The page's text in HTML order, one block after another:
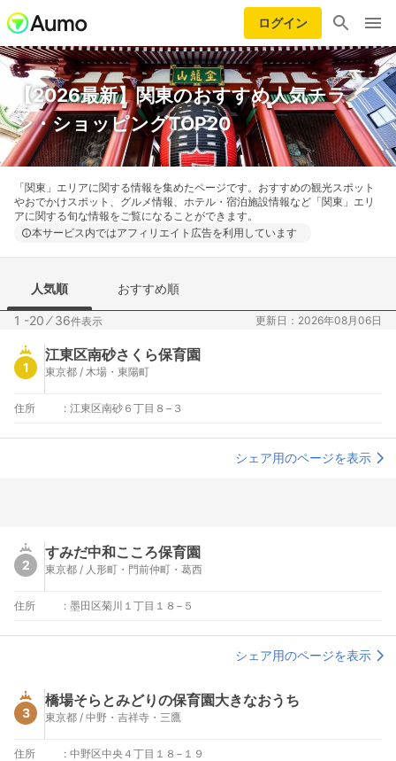
ログイン
【2026最新】関東のおすすめ人気チラ
シ・ショッピングTOP20
「関東」エリアに関する情報を集めたページです。おすすめの観光スポット
やおでかけスポット、グルメ情報、ホテル・宿泊施設情報など「関東」エリ
アに関する旬な情報をご覧になることができます。
本サービス内ではアフィリエイト広告を利用しています
人気順 おすすめ順
1 -20 ⁄36件表示 更新日：2026年08月06日
1
江東区南砂さくら保育園
東京都 / 木場・東陽町
住所 : 江東区南砂６丁目８−３
シェア用のページを表示
2
すみだ中和こころ保育園
東京都 / 人形町・門前仲町・葛西
住所 : 墨田区菊川１丁目１８−５
シェア用のページを表示
3
橋場そらとみどりの保育園大きなおうち
東京都 / 中野・吉祥寺・三鷹
住所 : 中野区中央４丁目１８−１９